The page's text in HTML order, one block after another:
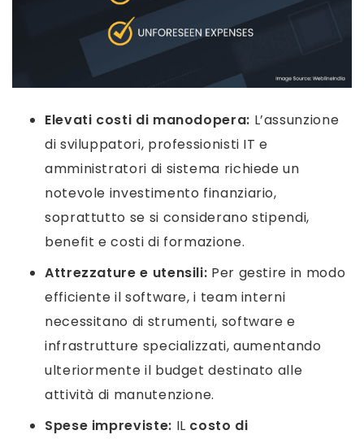
Elevati costi di manodopera: L’assunzione
di sviluppatori, professionisti IT e
amministratori di sistema richiede un
notevole investimento finanziario,
soprattutto se si considerano stipendi,
benefit e costi di formazione.
Attrezzature e utensili: Per gestire in modo
efficiente il software, i team interni
necessitano di strumenti, software e
infrastrutture specializzati, aumentando
ulteriormente il budget destinato alle
attività di manutenzione.
Spese impreviste: IL costo di